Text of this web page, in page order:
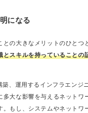
になる
の大きなメリットのひとつ
とスキルを持っていることの
築、運用するインフラエンジ
多大な影響を与えるネットワ
。もし、システムやネットワ